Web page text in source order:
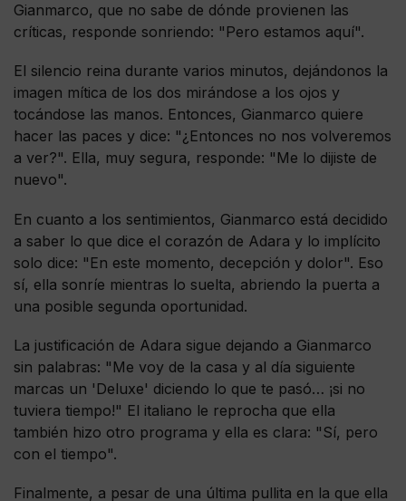
Gianmarco, que no sabe de dónde provienen las
críticas, responde sonriendo: "Pero estamos aquí".
El silencio reina durante varios minutos, dejándonos la
imagen mítica de los dos mirándose a los ojos y
tocándose las manos. Entonces, Gianmarco quiere
hacer las paces y dice: "¿Entonces no nos volveremos
a ver?". Ella, muy segura, responde: "Me lo dijiste de
nuevo".
En cuanto a los sentimientos, Gianmarco está decidido
a saber lo que dice el corazón de Adara y lo implícito
solo dice: "En este momento, decepción y dolor". Eso
sí, ella sonríe mientras lo suelta, abriendo la puerta a
una posible segunda oportunidad.
La justificación de Adara sigue dejando a Gianmarco
sin palabras: "Me voy de la casa y al día siguiente
marcas un 'Deluxe' diciendo lo que te pasó… ¡si no
tuviera tiempo!" El italiano le reprocha que ella
también hizo otro programa y ella es clara: "Sí, pero
con el tiempo".
Finalmente, a pesar de una última pullita en la que ella